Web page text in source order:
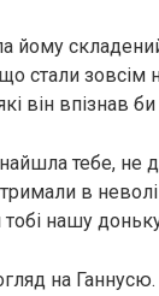
йому
стали зовсім
він впізнав би
тебе, не
в
тобі нашу
на